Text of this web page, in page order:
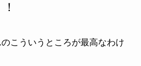
こういうところが最高なわけ